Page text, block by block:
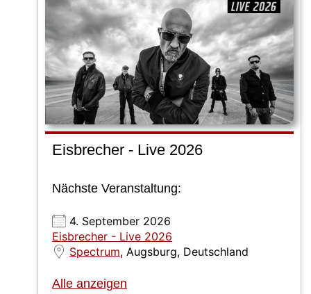
Eisbrecher - Live 2026
Nächste Veranstaltung:
4. September 2026
Eisbrecher - Live 2026
Spectrum, Augsburg, Deutschland
Alle anzeigen